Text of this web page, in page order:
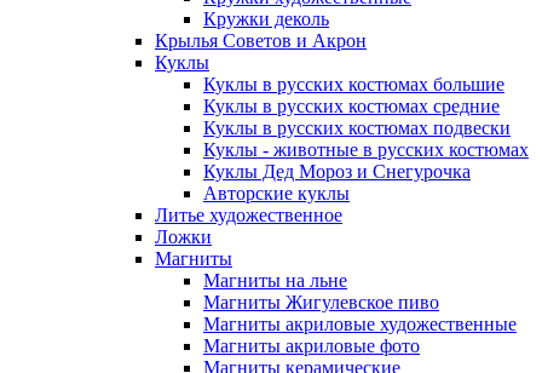
Кружки деколь
Крылья Советов и Акрон
Куклы
Куклы в русских костюмах большие
Куклы в русских костюмах средние
Куклы в русских костюмах подвески
Куклы - животные в русских костюмах
Куклы Дед Мороз и Снегурочка
Авторские куклы
Литье художественное
Ложки
Магниты
Магниты на льне
Магниты Жигулевское пиво
Магниты акриловые художественные
Магниты акриловые фото
Магниты керамические